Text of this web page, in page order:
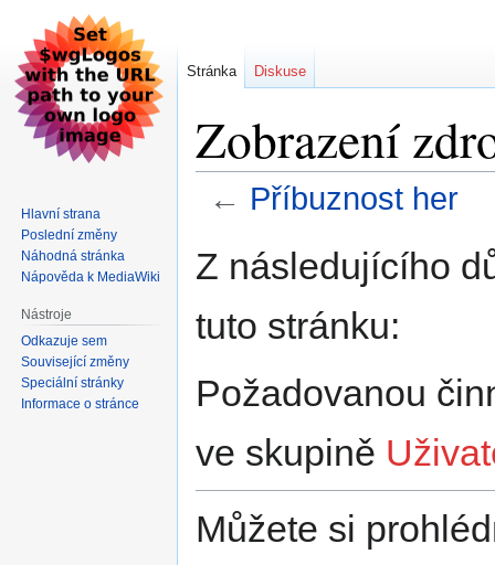
Zobrazení
← Příbuznost her
na
na
Z následujícího
tuto stránku:
Požadovanou
ve skupině
Můžete si
Stránka Diskuse
Hlavní strana
Poslední změny
Náhodná stránka
Nápověda k MediaWiki
Nástroje
Odkazuje sem
Související změny
Speciální stránky
Informace o stránce